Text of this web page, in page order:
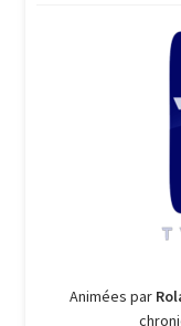
Animées par